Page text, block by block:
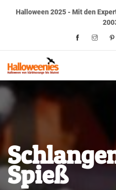
Halloween 2025 - Mit den
Spieß